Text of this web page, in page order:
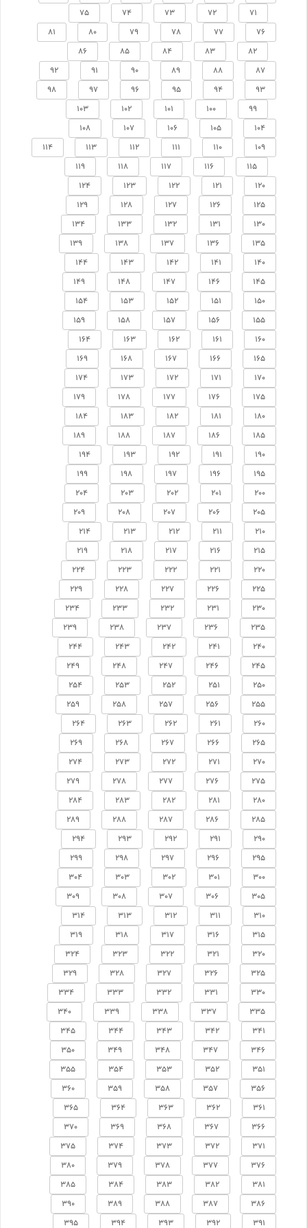
71
72
73
74
75
76
77
78
79
80
81
82
83
84
85
86
87
88
89
90
91
92
93
94
95
96
97
98
99
100
101
102
103
104
105
106
107
108
109
110
111
112
113
114
115
116
117
118
119
120
121
122
123
124
125
126
127
128
129
130
131
132
133
134
135
136
137
138
139
140
141
142
143
144
145
146
147
148
149
150
151
152
153
154
155
156
157
158
159
160
161
162
163
164
165
166
167
168
169
170
171
172
173
174
175
176
177
178
179
180
181
182
183
184
185
186
187
188
189
190
191
192
193
194
195
196
197
198
199
200
201
202
203
204
205
206
207
208
209
210
211
212
213
214
215
216
217
218
219
220
221
222
223
224
225
226
227
228
229
230
231
232
233
234
235
236
237
238
239
240
241
242
243
244
245
246
247
248
249
250
251
252
253
254
255
256
257
258
259
260
261
262
263
264
265
266
267
268
269
270
271
272
273
274
275
276
277
278
279
280
281
282
283
284
285
286
287
288
289
290
291
292
293
294
295
296
297
298
299
300
301
302
303
304
305
306
307
308
309
310
311
312
313
314
315
316
317
318
319
320
321
322
323
324
325
326
327
328
329
330
331
332
333
334
335
337
338
339
340
341
342
343
344
345
346
347
348
349
350
351
352
353
354
355
356
357
358
359
360
361
362
363
364
365
366
367
368
369
370
371
372
373
374
375
376
377
378
379
380
381
382
383
384
385
386
387
388
389
390
391
392
393
394
395